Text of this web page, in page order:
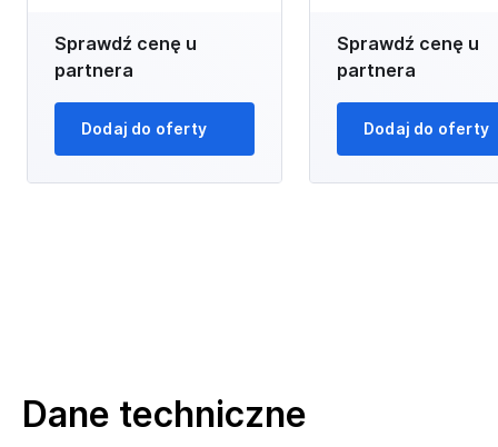
Sprawdź cenę u
partnera
Dodaj do oferty
Sprawdź cenę u
partnera
Dodaj do oferty
Dane techniczne